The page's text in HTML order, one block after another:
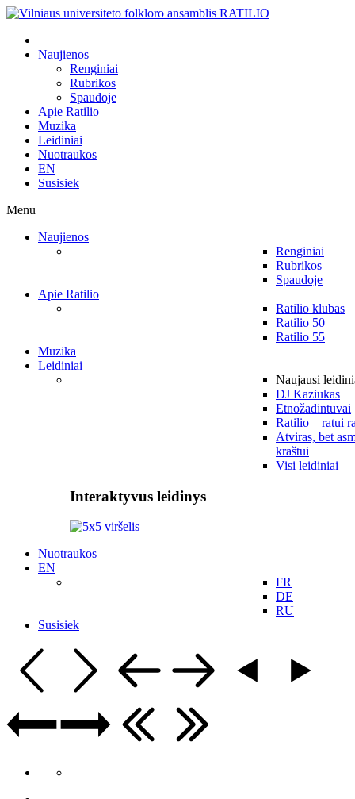
Naujienos
Renginiai
Rubrikos
Spaudoje
Apie Ratilio
Muzika
Leidiniai
Nuotraukos
EN
Susisiek
Menu
Naujienos
Renginiai
Rubrikos
Spaudoje
Apie Ratilio
Ratilio klubas
Ratilio 50
Ratilio 55
Muzika
Leidiniai
Naujausi
DJ Kaziukas
Etnožadintuvai
Ratilio – ratui
Atviras, bet
kraštui
Visi leidiniai
Interaktyvus leidinys
Nuotraukos
EN
FR
DE
RU
Susisiek